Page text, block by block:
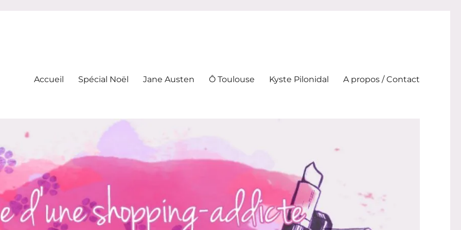
Accueil Spécial Noël Jane Austen Ô Toulouse Kyste Pilonidal A propos / Contact